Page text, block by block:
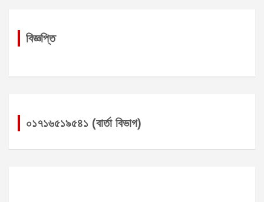
বিজ্ঞপ্তি
০১৭১৬৫১৯৫৪১ (বার্তা বিভাগ)